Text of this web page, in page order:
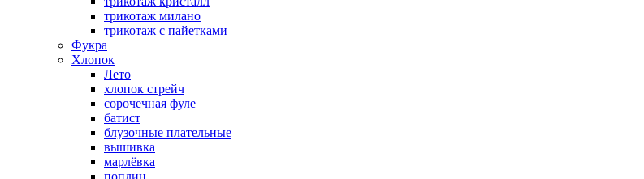
трикотаж милано
трикотаж с пайетками
Фукра
Хлопок
Лето
хлопок стрейч
cорочечная фуле
батист
блузочные плательные
вышивка
марлёвка
поплин